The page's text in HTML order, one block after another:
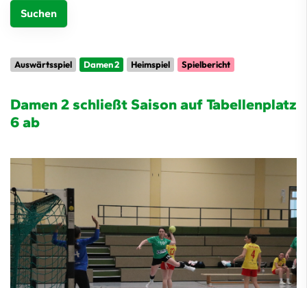
Auswärtsspiel Damen 2 Heimspiel Spielbericht
Damen 2 schließt Saison auf Tabellenplatz
6 ab